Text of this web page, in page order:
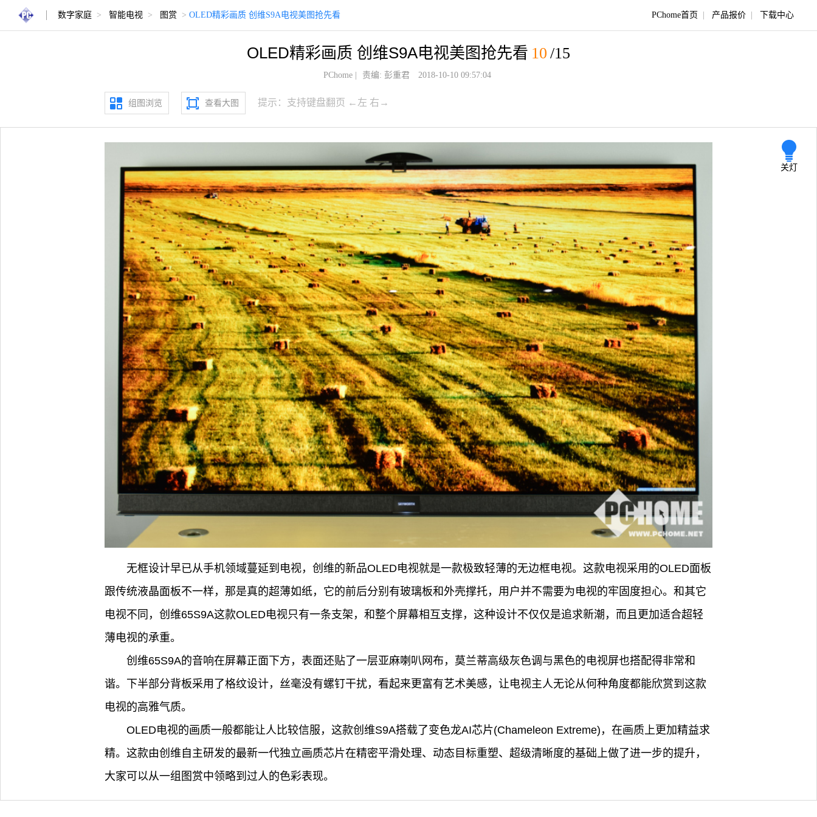
数字家庭 > 智能电视 > 图赏 > OLED精彩画质 创维S9A电视美图抢先看 PChome首页 产品报价 下载中心
OLED精彩画质 创维S9A电视美图抢先看 10 /15
PChome| 责编: 彭重君 2018-10-10 09:57:04
组图浏览 查看大图 提示：支持键盘翻页 ←左 右→
关灯
无框设计早已从手机领域蔓延到电视，创维的新品OLED电视就是一款极致轻薄的无边框电视。这款电视采用的OLED面板
跟传统液晶面板不一样，那是真的超薄如纸，它的前后分别有玻璃板和外壳撑托，用户并不需要为电视的牢固度担心。和其它
电视不同，创维65S9A这款OLED电视只有一条支架，和整个屏幕相互支撑，这种设计不仅仅是追求新潮，而且更加适合超轻
薄电视的承重。
创维65S9A的音响在屏幕正面下方，表面还贴了一层亚麻喇叭网布，莫兰蒂高级灰色调与黑色的电视屏也搭配得非常和
谐。下半部分背板采用了格纹设计，丝毫没有螺钉干扰，看起来更富有艺术美感，让电视主人无论从何种角度都能欣赏到这款
电视的高雅气质。
OLED电视的画质一般都能让人比较信服，这款创维S9A搭载了变色龙AI芯片(Chameleon Extreme)，在画质上更加精益求
精。这款由创维自主研发的最新一代独立画质芯片在精密平滑处理、动态目标重塑、超级清晰度的基础上做了进一步的提升，
大家可以从一组图赏中领略到过人的色彩表现。